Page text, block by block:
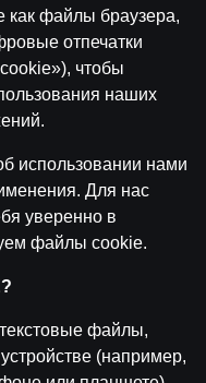
diena | Intervijas
diena | Intervijas
как файлы браузера,
отпечатки
чтобы
наших
использовании нами
Для нас
уверенно в
файлы cookie.
файлы,
(например,